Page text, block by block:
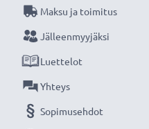
Maksu ja toimitus
Jälleenmyyjäksi
Luettelot
Yhteys
Sopimusehdot